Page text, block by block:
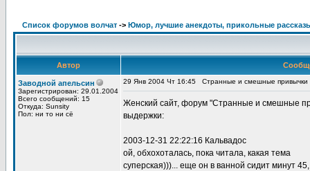
Список форумов волчат -> Юмор, лучшие анекдоты, прикольные
Автор
Заводной апельсин
Зарегистрирован: 29.01.2004
Всего сообщений: 15
Откуда: Sunsity
Пол: ни то ни сё
29 Янв 2004 Чт 16:45 Странные и смешные
Женский сайт, форум "Странные и смешные
выдержки:
2003-12-31 22:22:16 Кальвадос
ой, обхохоталась, пока читала, какая тема
суперская)))... еще он в ванной сидит минут